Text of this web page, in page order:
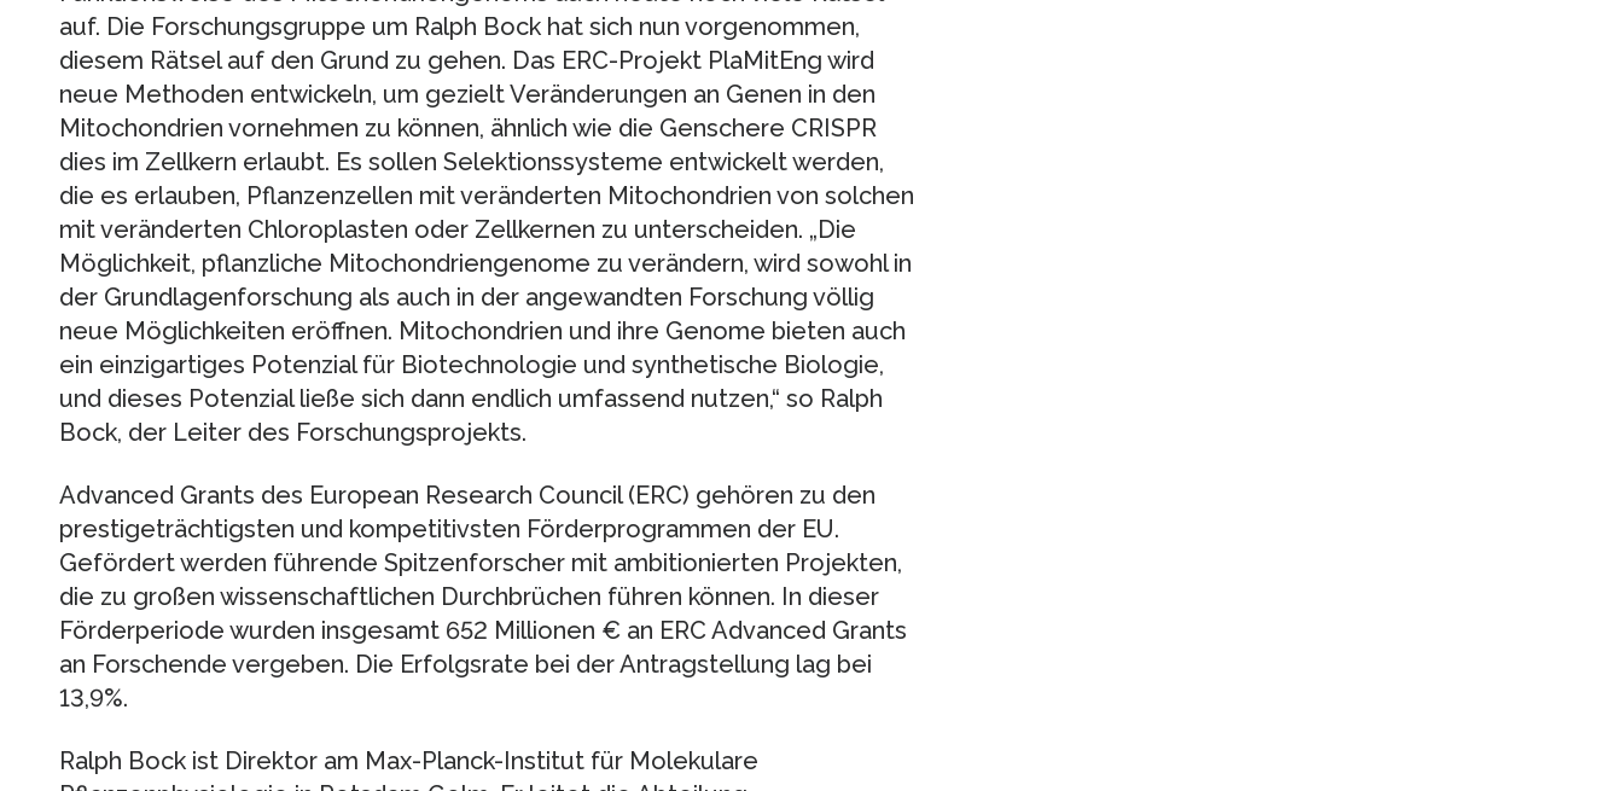
auf. Die Forschungsgruppe um Ralph Bock hat sich nun vorgenommen,
diesem Rätsel auf den Grund zu gehen. Das ERC-Projekt PlaMitEng wird
neue Methoden entwickeln, um gezielt Veränderungen an Genen in den
Mitochondrien vornehmen zu können, ähnlich wie die Genschere CRISPR
dies im Zellkern erlaubt. Es sollen Selektionssysteme entwickelt werden,
die es erlauben, Pflanzenzellen mit veränderten Mitochondrien von solchen
mit veränderten Chloroplasten oder Zellkernen zu unterscheiden. „Die
Möglichkeit, pflanzliche Mitochondriengenome zu verändern, wird sowohl in
der Grundlagenforschung als auch in der angewandten Forschung völlig
neue Möglichkeiten eröffnen. Mitochondrien und ihre Genome bieten auch
ein einzigartiges Potenzial für Biotechnologie und synthetische Biologie,
und dieses Potenzial ließe sich dann endlich umfassend nutzen,“ so Ralph
Bock, der Leiter des Forschungsprojekts.
Advanced Grants des European Research Council (ERC) gehören zu den
prestigeträchtigsten und kompetitivsten Förderprogrammen der EU.
Gefördert werden führende Spitzenforscher mit ambitionierten Projekten,
die zu großen wissenschaftlichen Durchbrüchen führen können. In dieser
Förderperiode wurden insgesamt 652 Millionen € an ERC Advanced Grants
an Forschende vergeben. Die Erfolgsrate bei der Antragstellung lag bei
13,9%.
Ralph Bock ist Direktor am Max-Planck-Institut für Molekulare